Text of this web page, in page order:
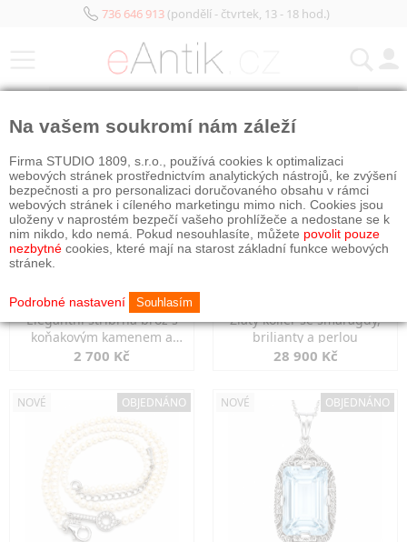
736 646 913(pondělí - čtvrtek, 13 - 18 hod.)
Elegantní stříbrná brož s
koňakovým kamenem a
markazity
2 700 Kč
Zlatý kolier se smaragdy,
brilianty a perlou
28 900 Kč
NOVÉ OBJEDNÁNO NOVÉ OBJEDNÁNO
Na vašem soukromí nám záleží
Firma STUDIO 1809, s.r.o., používá cookies k optimalizaci
webových stránek prostřednictvím analytických nástrojů, ke zvýšení
bezpečnosti a pro personalizaci doručovaného obsahu v rámci
webových stránek i cíleného marketingu mimo nich. Cookies jsou
uloženy v naprostém bezpečí vašeho prohlížeče a nedostane se k
nim nikdo, kdo nemá. Pokud nesouhlasíte, můžete povolit pouze
nezbytné cookies, které mají na starost základní funkce webových
stránek.
Podrobné nastavení Souhlasím